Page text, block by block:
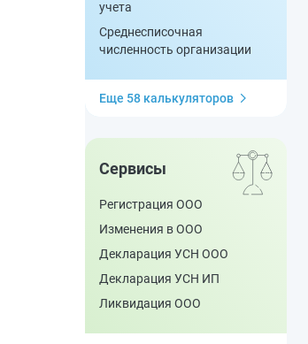
учета
Среднесписочная
численность организации
Еще 58 калькуляторов
Сервисы
Регистрация ООО
Изменения в ООО
Декларация УСН ООО
Декларация УСН ИП
Ликвидация ООО